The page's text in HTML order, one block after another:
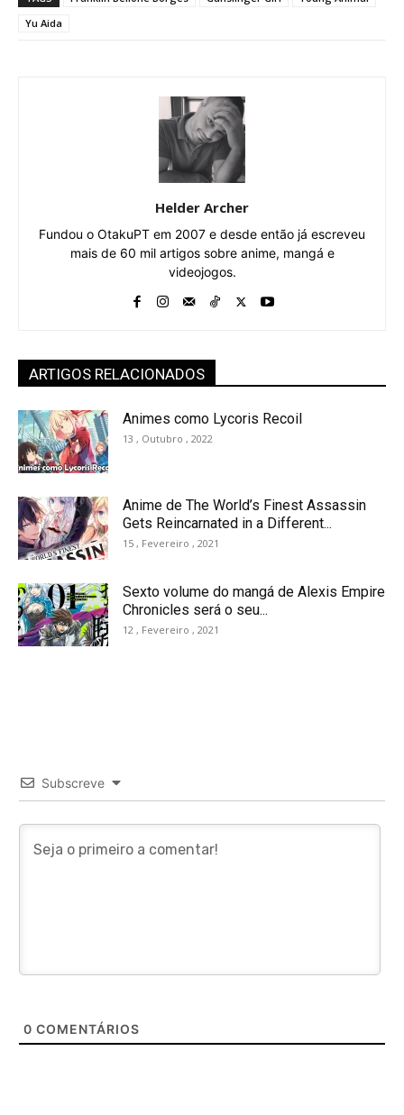
Yu Aida
Helder Archer
Fundou o OtakuPT em 2007 e desde então já escreveu
mais de 60 mil artigos sobre anime, mangá e
videojogos.
ARTIGOS RELACIONADOS
Animes como Lycoris Recoil
13 , Outubro , 2022
Anime de The World’s Finest Assassin
Gets Reincarnated in a Different...
15 , Fevereiro , 2021
Sexto volume do mangá de Alexis Empire
Chronicles será o seu...
12 , Fevereiro , 2021
Subscreve
0 COMENTÁRIOS